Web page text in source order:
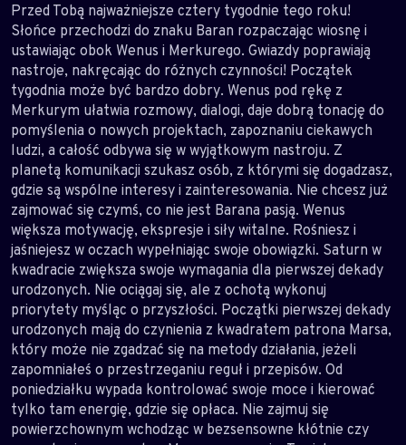
Przed Tobą najważniejsze cztery tygodnie tego roku!
Słońce przechodzi do znaku Baran rozpaczając wiosnę i
ustawiając obok Wenus i Merkurego. Gwiazdy poprawiają
nastroje, nakręcając do różnych czynności! Początek
tygodnia może być bardzo dobry. Wenus pod rękę z
Merkurym ułatwia rozmowy, dialogi, daje dobrą tonację do
pomyślenia o nowych projektach, zapoznaniu ciekawych
ludzi, a całość odbywa się w wyjątkowym nastroju. Z
planetą komunikacji szukasz osób, z którymi się dogadzasz,
gdzie są wspólne interesy i zainteresowania. Nie chcesz już
zajmować się czymś, co nie jest Barana pasją. Wenus
większa motywację, ekspresje i siły witalne. Rośniesz i
jaśniejesz w oczach wypełniając swoje obowiązki. Saturn w
kwadracie zwiększa swoje wymagania dla pierwszej dekady
urodzonych. Nie ociągaj się, ale z ochotą wykonuj
priorytety myśląc o przyszłości. Początki pierwszej dekady
urodzonych mają do czynienia z kwadratem patrona Marsa,
który może nie zgadzać się na metody działania, jeżeli
zapomniałeś o przestrzeganiu reguł i przepisów. Od
poniedziałku wypada kontrolować swoje moce i kierować
tylko tam energię, gdzie się opłaca. Nie zajmuj się
powierzchownym wchodząc w bezsensowne kłótnie czy